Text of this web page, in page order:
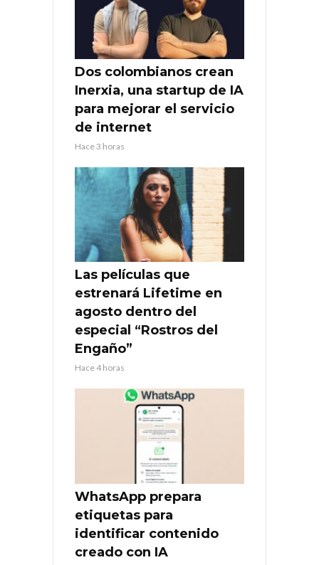
Dos colombianos crean
Inerxia, una startup de IA
para mejorar el servicio
de internet
Hace 3 horas
Las películas que
estrenará Lifetime en
agosto dentro del
especial “Rostros del
Engaño”
Hace 4 horas
WhatsApp prepara
etiquetas para
identificar contenido
creado con IA